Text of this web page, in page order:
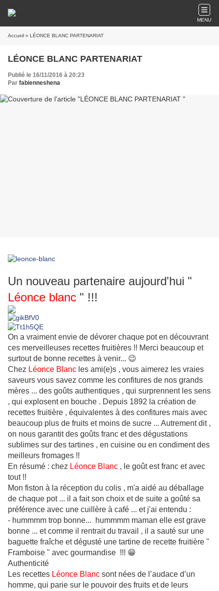
MENU
Accueil » LÉONCE BLANC PARTENARIAT
LÉONCE BLANC PARTENARIAT
Publié le 16/11/2016 à 20:23
Par fabienneshena
Un nouveau partenaire aujourd'hui "
Léonce blanc " !!!
On a vraiment envie de dévorer chaque pot en découvrant
ces merveilleuses recettes fruitières !! Merci beaucoup et
surtout de bonne recettes à venir... 😉
Chez Léonce Blanc les ami(e)s , vous aimerez les vraies
saveurs vous savez comme les confitures de nos grands
mères ... des goûts authentiques , qui surprennent les sens
, qui explosent en bouche . Depuis 1892 la création de
recettes fruitière , équivalentes à des confitures mais avec
beaucoup plus de fruits et moins de sucre ... Autrement dit ,
on nous garantit des goûts franc et des dégustations
sublimes sur des tartines , en cuisine ou en condiment des
meilleurs fromages !!
En résumé : chez Léonce Blanc , le goût est franc et avec
tout !!
Mon fiston à la réception du colis , m'a aidé au déballage
de chaque pot ... il a fait son choix et de suite a goûté sa
préférence avec une cuillère à café ... et j'ai entendu :
- hummmm trop bonne... hummmm maman elle est grave
bonne ... et comme il rentrait du travail , il a sauté sur une
baguette fraîche et dégusté une tartine de recette fruitière "
Framboise " avec gourmandise !!! 😁
Authenticité
Les recettes Léonce Blanc sont nées de l’audace d’un
homme, qui parie sur le pouvoir des fruits et de leurs